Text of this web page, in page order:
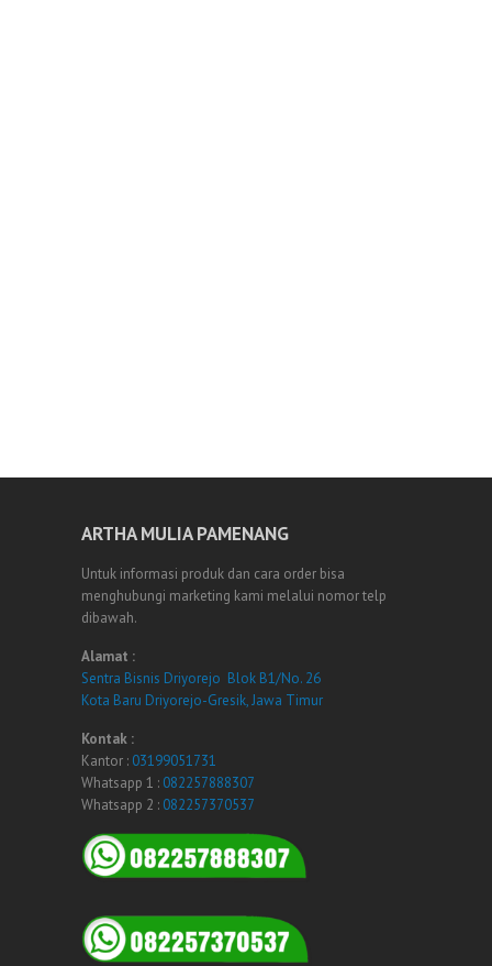
ARTHA MULIA PAMENANG
Untuk informasi produk dan cara order bisa
menghubungi marketing kami melalui nomor telp
dibawah.
Alamat :
Sentra Bisnis Driyorejo Blok B1/No. 26
Kota Baru Driyorejo-Gresik, Jawa Timur
Kontak :
Kantor : 03199051731
Whatsapp 1 : 082257888307
Whatsapp 2 : 082257370537